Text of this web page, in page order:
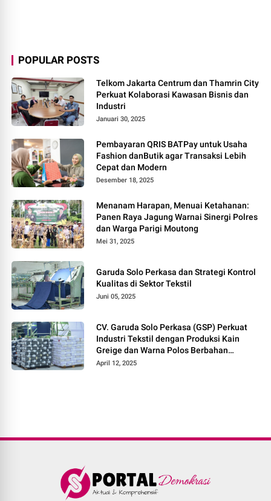
POPULAR POSTS
Telkom Jakarta Centrum dan Thamrin City
Perkuat Kolaborasi Kawasan Bisnis dan
Industri
Januari 30, 2025
Pembayaran QRIS BATPay untuk Usaha
Fashion danButik agar Transaksi Lebih
Cepat dan Modern
Desember 18, 2025
Menanam Harapan, Menuai Ketahanan:
Panen Raya Jagung Warnai Sinergi Polres
dan Warga Parigi Moutong
Mei 31, 2025
Garuda Solo Perkasa dan Strategi Kontrol
Kualitas di Sektor Tekstil
Juni 05, 2025
CV. Garuda Solo Perkasa (GSP) Perkuat
Industri Tekstil dengan Produksi Kain
Greige dan Warna Polos Berbahan
Tetoron Rayon
April 12, 2025